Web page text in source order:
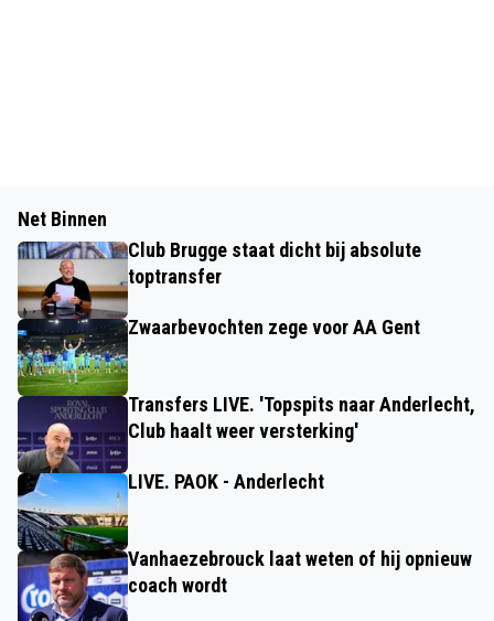
Net Binnen
Club Brugge staat dicht bij absolute
toptransfer
Zwaarbevochten zege voor AA Gent
Transfers LIVE. 'Topspits naar Anderlecht,
Club haalt weer versterking'
LIVE. PAOK - Anderlecht
Vanhaezebrouck laat weten of hij opnieuw
coach wordt